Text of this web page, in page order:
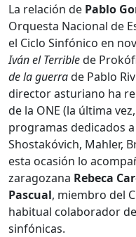
La relación de Pablo
Orquesta Nacional de
el Ciclo Sinfónico en
Iván el Terriblede
de la guerrade Pablo
director asturiano ha
de la ONE (la última
programas dedicados
Shostakóvich, Mahler,
esta ocasión lo
zaragozana Rebeca
Pascual, miembro del
habitual colaborador
sinfónicas.